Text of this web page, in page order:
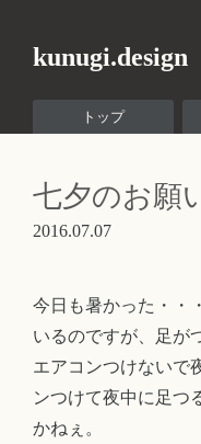
kunugi.design
トップ
七夕のお願
2016.07.07
今日も暑かった・・
いるのですが、足が
エアコンつけないで
ンつけて夜中に足つ
かねぇ。